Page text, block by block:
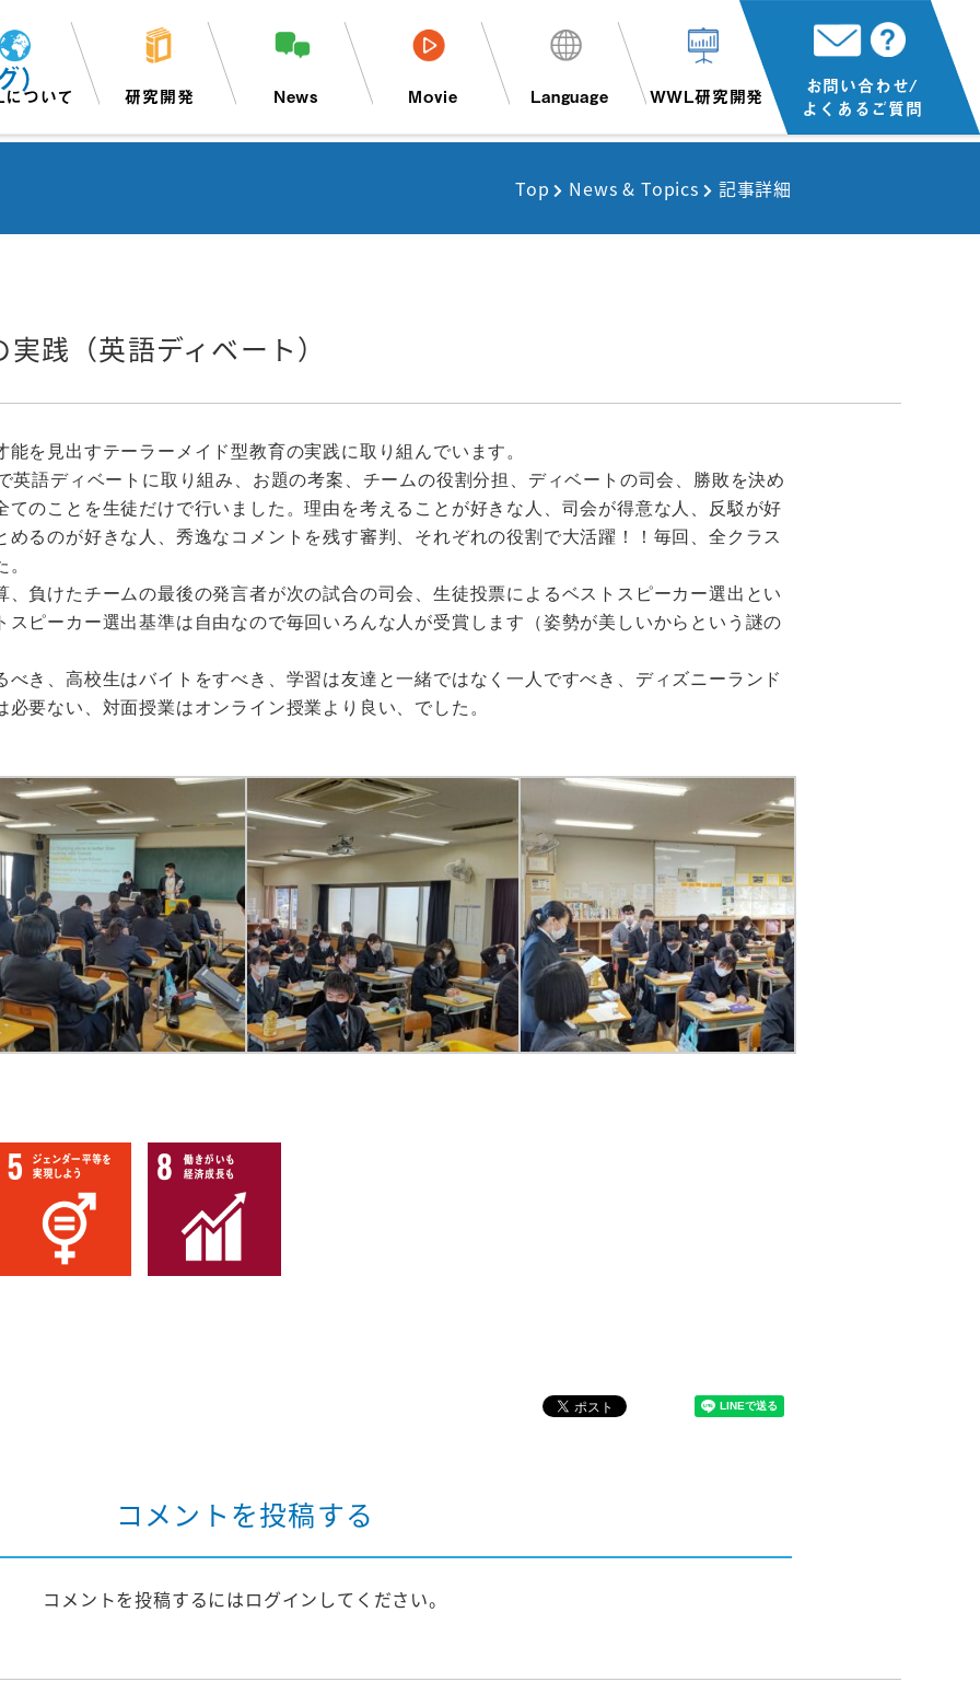
ついて 研究開発 News Movie Language WWL研究開発
お問い合わせ/
よくあるご質問
Top News & Topics 記事詳細
践（英語ディベート）
を見出すテーラーメイド型教育の実践に取り組んでいます。
英語ディベートに取り組み、お題の考案、チームの役割分担、ディベートの司会、勝敗を決め
のことを生徒だけで行いました。理由を考えることが好きな人、司会が得意な人、反駁が好
るのが好きな人、秀逸なコメントを残す審判、それぞれの役割で大活躍！！ 毎回、全クラス
負けたチームの最後の発言者が次の試合の司会、生徒投票によるベストスピーカー選出とい
ピーカー選出基準は自由なので毎回いろんな人が受賞します（姿勢が美しいからという謎の
べき、高校生はバイトをすべき、 学習は友達と一緒ではなく一人ですべき、 ディズニーランド
必要ない、 対面授業はオンライン授業より良い、でした。
コメントを投稿する
コメントを投稿するにはログイン してください。